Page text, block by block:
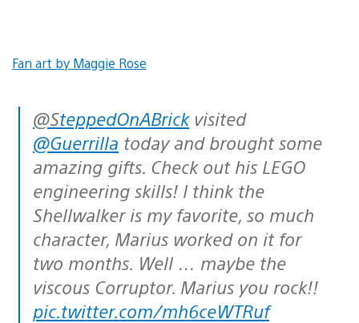
Fan art by Maggie Rose
@SteppedOnABrickvisited
@Guerrilla today and brought some
amazing gifts. Check out his LEGO
engineering skills! I think the
Shellwalker is my favorite, so much
character, Marius worked on it for
two months. Well … maybe the
viscous Corruptor. Marius you rock!!
pic.twitter.com/mh6ceWTRuf